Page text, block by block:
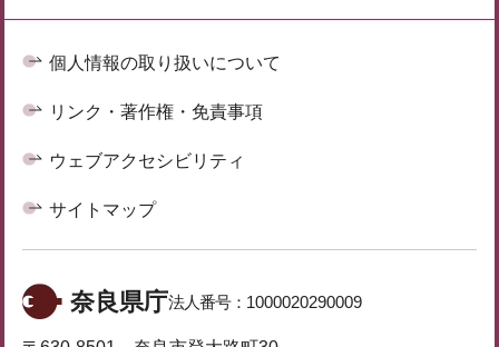
個人情報の取り扱いについて
リンク・著作権・免責事項
ウェブアクセシビリティ
サイトマップ
奈良県庁法人番号： 1000020290009